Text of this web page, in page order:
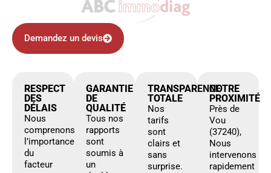
Demandez un devis
RESPECT
DES
DÉLAIS
Nous
comprenons
l’importance
du
facteur
GARANTIE
DE
QUALITÉ
Tous nos
rapports
sont
soumis à
un
TRANSPARENCE
TOTALE
Nos
tarifs
sont
clairs et
sans
surprise.
NOTRE
PROXIMITÉ
Près de
Vou
(37240),
Nous
intervenons
rapidement